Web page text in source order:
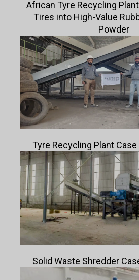
African Tyre Recycling
Tires into High-Value
Powder
Tyre Recycling Plant
Solid Waste Shredder